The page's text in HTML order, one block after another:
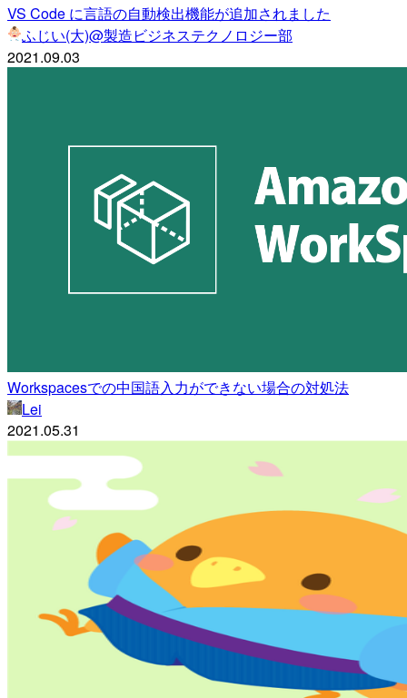
VS Code に言語の自動検出機能が追加されました
ふじい(大)@製造ビジネステクノロジー部
2021.09.03
Workspacesでの中国語入力ができない場合の対処法
Lei
2021.05.31